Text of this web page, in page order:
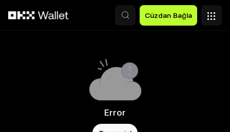
Cüzdan Bağla
Error